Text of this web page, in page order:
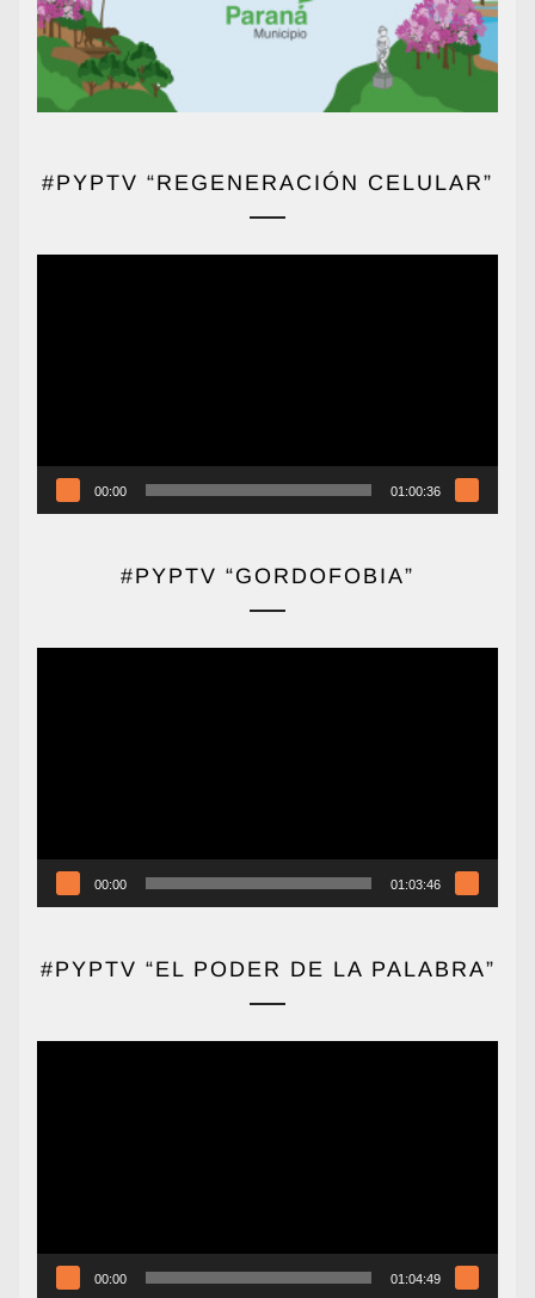
#PYPTV “REGENERACIÓN CELULAR”
00:00 01:00:36
#PYPTV “GORDOFOBIA”
00:00 01:03:46
#PYPTV “EL PODER DE LA PALABRA”
00:00 01:04:49